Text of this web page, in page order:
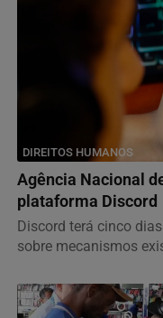
DIREITOS HUMANOS
Agência Nacional
plataforma Discord
Discord terá cinco
sobre mecanismos